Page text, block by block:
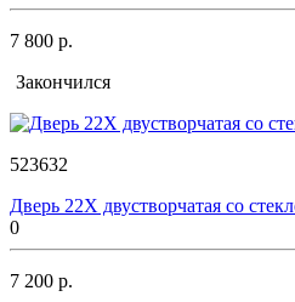
7 800 р.
Закончился
523632
Дверь 22Х двустворчатая со
0
7 200 р.